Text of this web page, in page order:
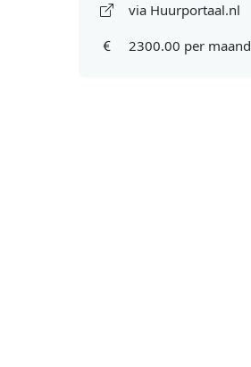
via Huurportaal.nl
2300.00 per maand